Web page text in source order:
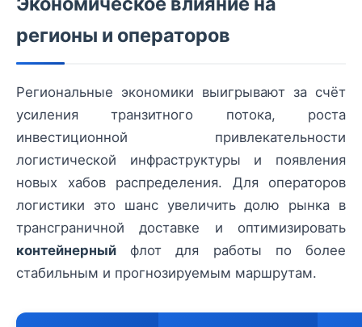
регионы и операторов
Региональные экономики выигрывают за счёт
усиления транзитного потока, роста
инвестиционной привлекательности
логистической инфраструктуры и появления
новых хабов распределения. Для операторов
логистики это шанс увеличить долю рынка в
трансграничной доставке и оптимизировать
контейнерный флот для работы по более
стабильным и прогнозируемым маршрутам.